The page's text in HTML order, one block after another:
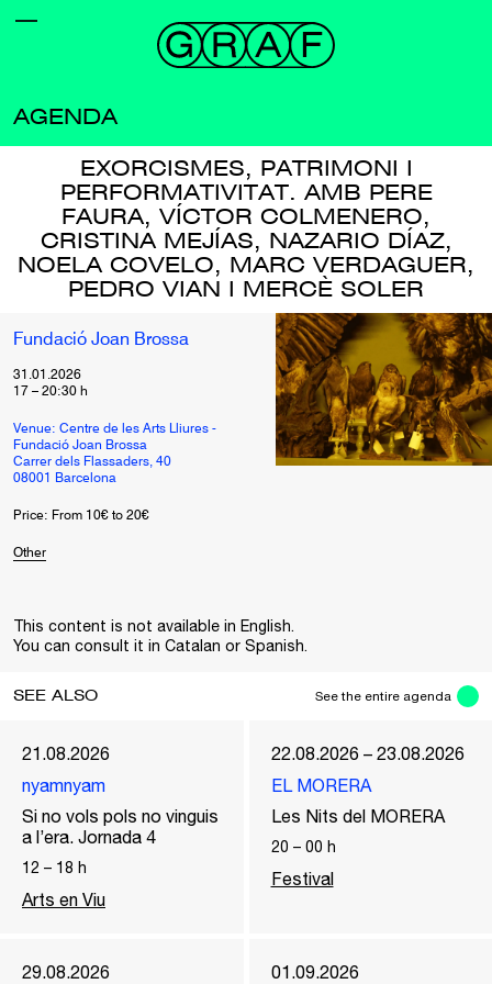
AGENDA
EXORCISMES, PATRIMONI I
PERFORMATIVITAT. AMB PERE
FAURA, VÍCTOR COLMENERO,
CRISTINA MEJÍAS, NAZARIO DÍAZ,
NOELA COVELO, MARC VERDAGUER,
PEDRO VIAN I MERCÈ SOLER
Fundació Joan Brossa
31.01.2026
17 – 20:30 h
Venue: Centre de les Arts Lliures -
Fundació Joan Brossa
Carrer dels Flassaders, 40
08001 Barcelona
Price: From 10€ to 20€
Other
This content is not available in English.
You can consult it in Catalan or Spanish.
SEE ALSO See the entire agenda
21.08.2026
nyamnyam
Si no vols pols no vinguis
a l’era. Jornada 4
12 – 18 h
Arts en Viu
22.08.2026 – 23.08.2026
EL MORERA
Les Nits del MORERA
20 – 00 h
Festival
29.08.2026 01.09.2026